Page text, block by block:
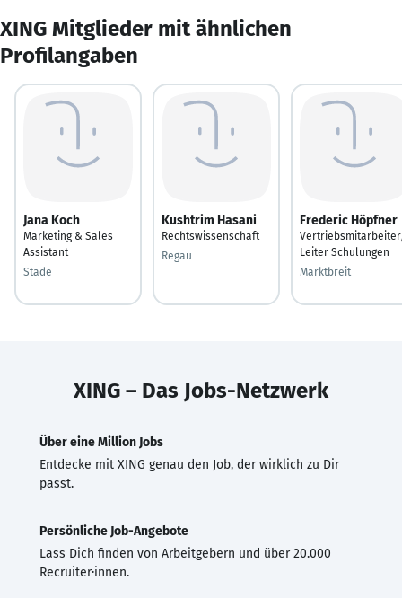
XING Mitglieder mit ähnlichen
Profilangaben
Jana Koch
Marketing & Sales
Assistant
Stade
Kushtrim Hasani
Rechtswissenschaft
Regau
Frederic Höpfner
Leiter Schulungen
Marktbreit
XING – Das Jobs-Netzwerk
Über eine Million Jobs
Entdecke mit XING genau den Job, der wirklich zu Dir
passt.
Persönliche Job-Angebote
Lass Dich finden von Arbeitgebern und über 20.000
Recruiter·innen.